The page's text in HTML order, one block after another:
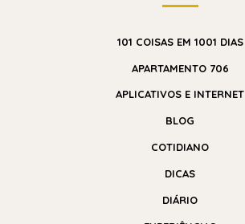
101 COISAS EM 1001 DIAS
APARTAMENTO 706
APLICATIVOS E INTERNET
BLOG
COTIDIANO
DICAS
DIÁRIO